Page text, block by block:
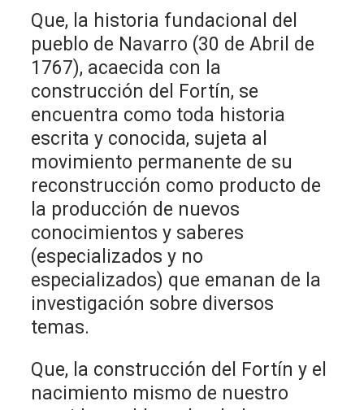
Que, la historia fundacional del
pueblo de Navarro (30 de Abril de
1767), acaecida con la
construcción del Fortín, se
encuentra como toda historia
escrita y conocida, sujeta al
movimiento permanente de su
reconstrucción como producto de
la producción de nuevos
conocimientos y saberes
(especializados y no
especializados) que emanan de la
investigación sobre diversos
temas.
Que, la construcción del Fortín y el
nacimiento mismo de nuestro